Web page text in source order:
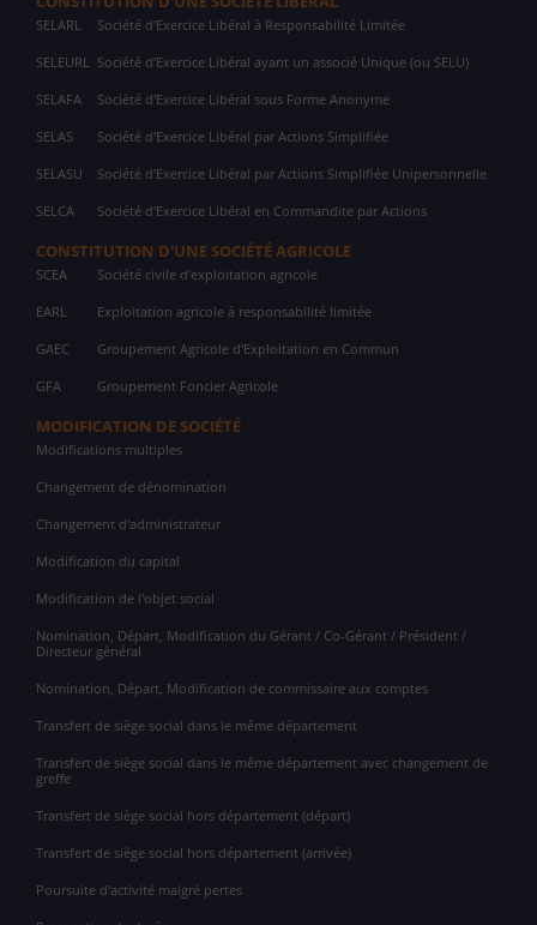
SELARL Société d'Exercice Libéral à Responsabilité Limitée
SELEURL Société d'Exercice Libéral ayant un associé Unique (ou SELU)
SELAFA Société d'Exercice Libéral sous Forme Anonyme
SELAS Société d'Exercice Libéral par Actions Simplifiée
SELASU Société d'Exercice Libéral par Actions Simplifiée Unipersonnelle
SELCA Société d'Exercice Libéral en Commandite par Actions
CONSTITUTION D'UNE SOCIÉTÉ AGRICOLE
SCEA Société civile d'exploitation agricole
EARL Exploitation agricole à responsabilité limitée
GAEC Groupement Agricole d'Exploitation en Commun
GFA Groupement Foncier Agricole
MODIFICATION DE SOCIÉTÉ
Modifications multiples
Changement de dénomination
Changement d'administrateur
Modification du capital
Modification de l'objet social
Nomination, Départ, Modification du Gérant / Co-Gérant / Président /
Directeur général
Nomination, Départ, Modification de commissaire aux comptes
Transfert de siège social dans le même département
Transfert de siège social dans le même département avec changement de
greffe
Transfert de siège social hors département (départ)
Transfert de siège social hors département (arrivée)
Poursuite d'activité malgré pertes